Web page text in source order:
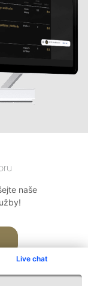
Live chat
naše